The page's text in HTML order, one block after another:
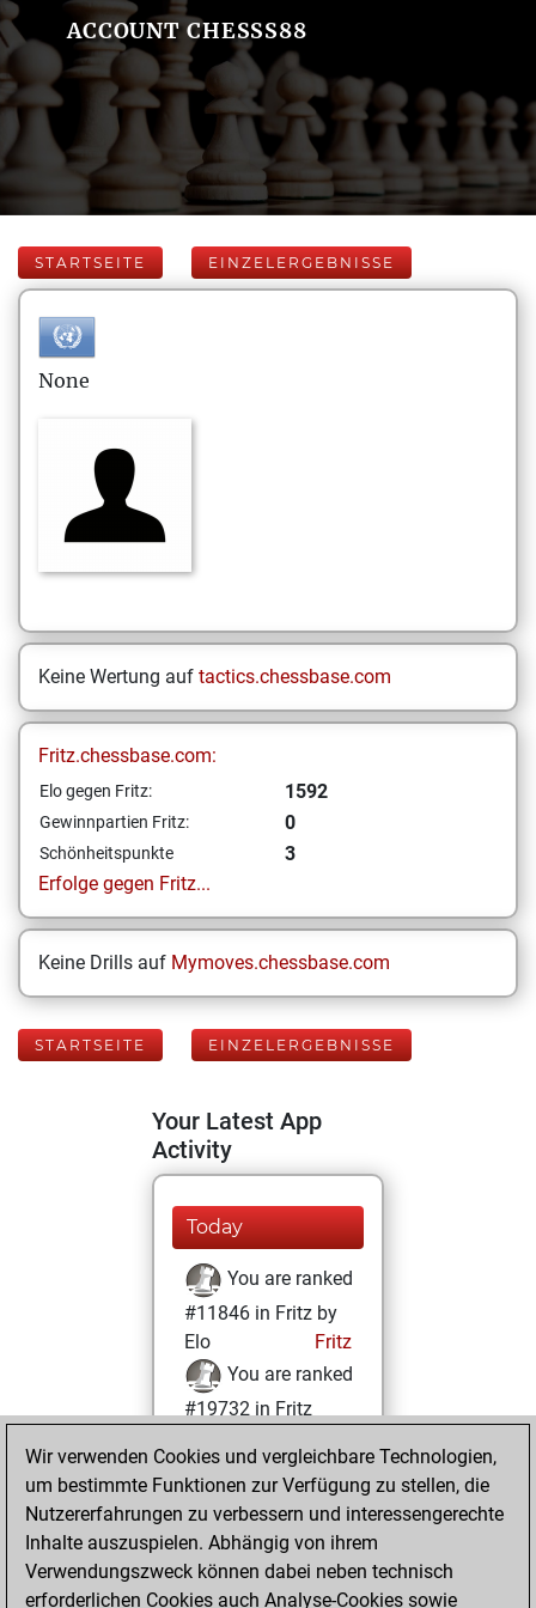
ACCOUNT CHESSS88
STARTSEITE EINZELERGEBNISSE
None
Keine Wertung auf tactics.chessbase.com
Fritz.chessbase.com:
Elo gegen Fritz: 1592
Gewinnpartien Fritz: 0
Schönheitspunkte
3
Erfolge gegen Fritz...
Keine Drills auf Mymoves.chessbase.com
STARTSEITE EINZELERGEBNISSE
Your Latest App
Activity
Today
You are ranked
#11846 in Fritz by
Elo
Fritz
You are ranked
#19732 in Fritz
Dienstag,
Dezember 14, 2021
You achieved a
BeautyScore of 3
Wir verwenden Cookies und vergleichbare Technologien,
um bestimmte Funktionen zur Verfügung zu stellen, die
Nutzererfahrungen zu verbessern und interessengerechte
Inhalte auszuspielen. Abhängig von ihrem
Verwendungszweck können dabei neben technisch
erforderlichen Cookies auch Analyse-Cookies sowie